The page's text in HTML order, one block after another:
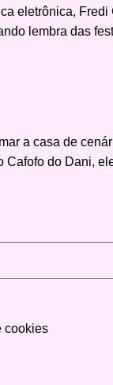
eletrônica,
lembra das
a casa de
Cafofo do Dani,
cookies